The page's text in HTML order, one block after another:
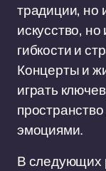
традиции, но
искусство,
гибкости и
Концерты и
играть
эмоциями.
В следующих